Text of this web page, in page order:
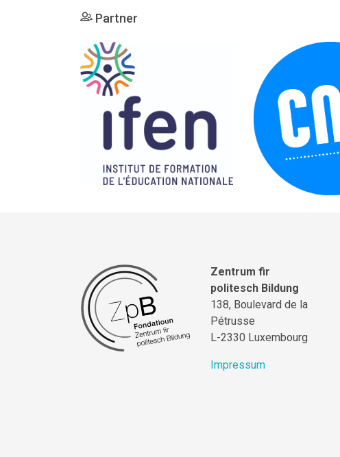
Partner
Zentrum fir
politesch Bildung
138, Boulevard de la
Pétrusse
L-2330 Luxembourg
Impressum